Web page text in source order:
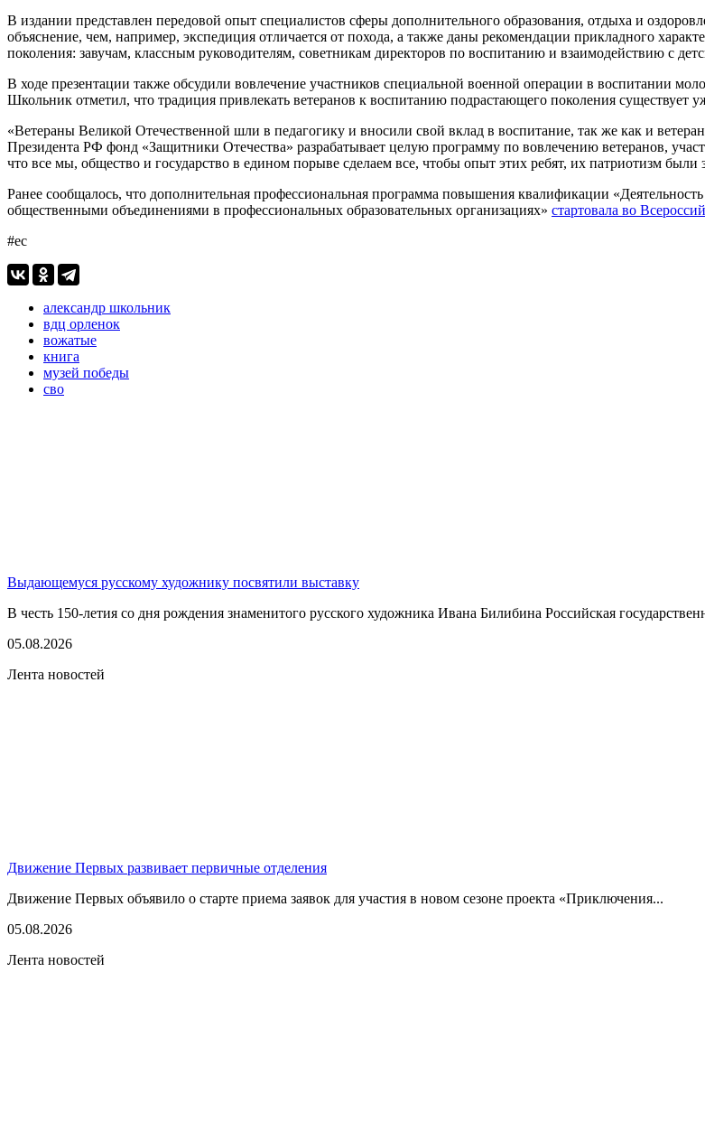
В издании представлен передовой опыт специалистов сферы дополнительного образования, отдыха и
объяснение, чем, например, экспедиция отличается от похода, а также даны рекомендации прикладного
поколения: завучам, классным руководителям, советникам директоров по воспитанию и взаимодействию с
В ходе презентации также обсудили вовлечение участников специальной военной операции в воспитании
Школьник отметил, что традиция привлекать ветеранов к воспитанию подрастающего поколения существует
«Ветераны Великой Отечественной шли в педагогику и вносили свой вклад в воспитание, так же как и
Президента РФ фонд «Защитники Отечества» разрабатывает целую программу по вовлечению ветеранов,
что все мы, общество и государство в едином порыве сделаем все, чтобы опыт этих ребят, их патриотизм
Ранее сообщалось, что дополнительная профессиональная программа повышения квалификации
общественными объединениями в профессиональных образовательных организациях» стартовала во
#ес
александр школьник
вдц орленок
вожатые
книга
музей победы
сво
Выдающемуся русскому художнику посвятили выставку
В честь 150-летия со дня рождения знаменитого русского художника Ивана Билибина Российская
05.08.2026
Лента новостей
Движение Первых развивает первичные отделения
Движение Первых объявило о старте приема заявок для участия в новом сезоне проекта «Приключения...
05.08.2026
Лента новостей